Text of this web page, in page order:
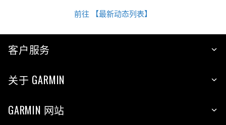
前往 【最新动态列表】
客户服务
关于 GARMIN
GARMIN 网站